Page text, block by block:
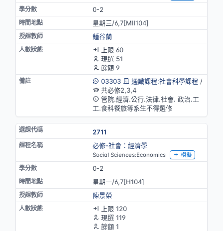
0-2
星期三/6,7[MⅡ104]
鍾谷蘭
上限 60
現選 51
餘額 9
03303
通識課程:社會科學課程 /
共必修2,3,4
管院.經濟.公行.法律.社會. 政治.工
工.食科餐旅等系生不得選修
2711
必修-社會：經濟學
Social Sciences:Economics 模擬
0-2
星期一/6,7[H104]
陳景榮
上限 120
現選 119
餘額 1